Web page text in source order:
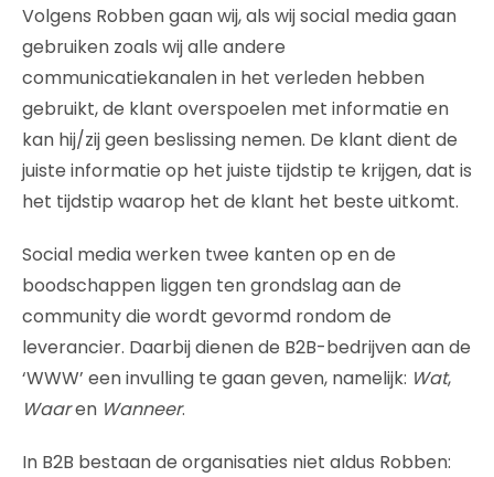
Volgens Robben gaan wij, als wij social media gaan
gebruiken zoals wij alle andere
communicatiekanalen in het verleden hebben
gebruikt, de klant overspoelen met informatie en
kan hij/zij geen beslissing nemen. De klant dient de
juiste informatie op het juiste tijdstip te krijgen, dat is
het tijdstip waarop het de klant het beste uitkomt.
Social media werken twee kanten op en de
boodschappen liggen ten grondslag aan de
community die wordt gevormd rondom de
leverancier. Daarbij dienen de B2B-bedrijven aan de
‘WWW’ een invulling te gaan geven, namelijk: Wat,
Waaren Wanneer.
In B2B bestaan de organisaties niet aldus Robben: